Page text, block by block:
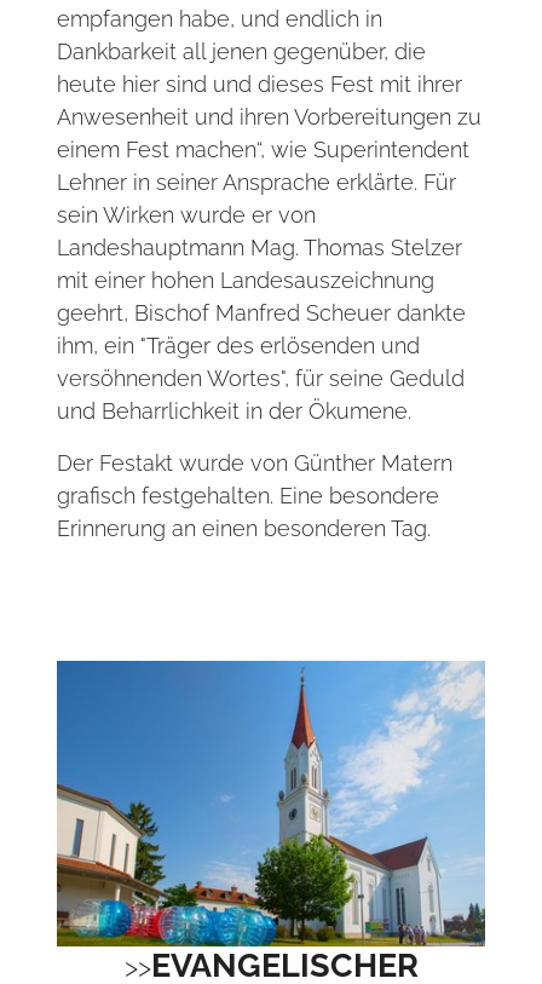
empfangen habe, und endlich in
Dankbarkeit all jenen gegenüber, die
heute hier sind und dieses Fest mit ihrer
Anwesenheit und ihren Vorbereitungen zu
einem Fest machen“, wie Superintendent
Lehner in seiner Ansprache erklärte. Für
sein Wirken wurde er von
Landeshauptmann Mag. Thomas Stelzer
mit einer hohen Landesauszeichnung
geehrt, Bischof Manfred Scheuer dankte
ihm, ein "Träger des erlösenden und
versöhnenden Wortes", für seine Geduld
und Beharrlichkeit in der Ökumene.
Der Festakt wurde von Günther Matern
grafisch festgehalten. Eine besondere
Erinnerung an einen besonderen Tag.
EVANGELISCHER